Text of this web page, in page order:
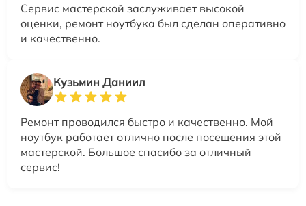
Сервис мастерской заслуживает высокой
оценки, ремонт ноутбука был сделан оперативно
и качественно.
Кузьмин Даниил
Ремонт проводился быстро и качественно. Мой
ноутбук работает отлично после посещения этой
мастерской. Большое спасибо за отличный
сервис!